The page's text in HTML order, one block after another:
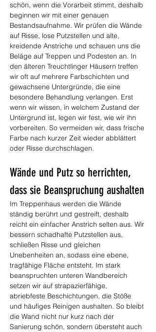
schön, wenn die Vorarbeit stimmt, deshalb
beginnen wir mit einer genauen
Bestandsaufnahme. Wir prüfen die Wände
auf Risse, lose Putzstellen und alte,
kreidende Anstriche und schauen uns die
Beläge auf Treppen und Podesten an. In
den älteren Treuchtlinger Häusern treffen
wir oft auf mehrere Farbschichten und
gewachsene Untergründe, die eine
besondere Behandlung verlangen. Erst
wenn wir wissen, in welchem Zustand der
Untergrund ist, legen wir fest, wie wir ihn
vorbereiten. So vermeiden wir, dass frische
Farbe nach kurzer Zeit wieder abblättert
oder Risse durchschlagen.
Wände und Putz so herrichten,
dass sie Beanspruchung aushalten
Im Treppenhaus werden die Wände
ständig berührt und gestreift, deshalb
reicht ein einfacher Anstrich selten aus. Wir
bessern schadhafte Putzstellen aus,
schließen Risse und gleichen
Unebenheiten an, sodass eine ebene,
tragfähige Fläche entsteht. Im stark
beanspruchten unteren Wandbereich
setzen wir auf strapazierfähige,
abriebfeste Beschichtungen, die Stöße
und häufiges Reinigen aushalten. So bleibt
die Wand nicht nur kurz nach der
Sanierung schön, sondern übersteht auch